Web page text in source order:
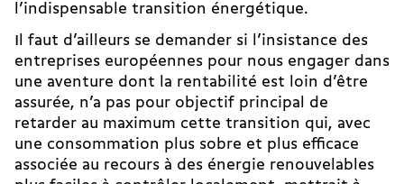
l’indispensable transition énergétique.
Il faut d’ailleurs se demander si l’insistance des
entreprises européennes pour nous engager dans
une aventure dont la rentabilité est loin d’être
assurée, n’a pas pour objectif principal de
retarder au maximum cette transition qui, avec
une consommation plus sobre et plus efficace
associée au recours à des énergie renouvelables